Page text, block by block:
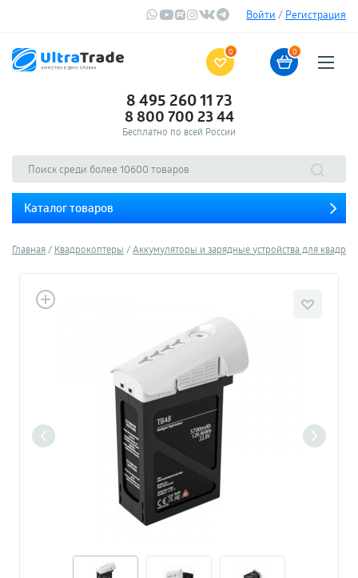
Войти / Регистрация
0 0
8 495 260 11 73
8 800 700 23 44
Бесплатно по всей России
Каталог товаров
Главная Квадрокоптеры Аккумуляторы и зарядные устройства для